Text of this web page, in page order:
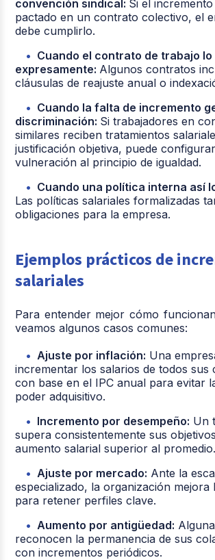
convención sindical: Si el
pactado en un contrato colectivo, el
debe cumplirlo.
Cuando el contrato de trabajo
expresamente: Algunos contratos
cláusulas de reajuste anual o
Cuando la falta de incremento
discriminación: Si trabajadores en
similares reciben tratamientos
justificación objetiva, puede
vulneración al principio de igualdad.
Cuando una política interna así
Las políticas salariales formalizadas
obligaciones para la empresa.
Ejemplos prácticos de
salariales
Para entender mejor cómo
veamos algunos casos comunes:
Ajuste por inflación: Una
incrementar los salarios de todos sus
con base en el IPC anual para evitar
poder adquisitivo.
Incremento por desempeño: Un
supera consistentemente sus
aumento salarial superior al promedio.
Ajuste por mercado: Ante la
especializado, la organización mejora
para retener perfiles clave.
Aumento por antigüedad:
reconocen la permanencia de sus
con incrementos periódicos.